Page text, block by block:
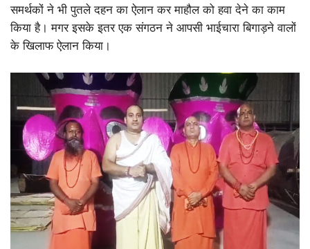
समर्थकों ने भी पुतले दहन का ऐलान कर माहौल को हवा देने का काम
किया है। मगर इसके इतर एक संगठन ने आपसी भाईचारा बिगाड़ने वालों
के खिलाफ ऐलान किया।